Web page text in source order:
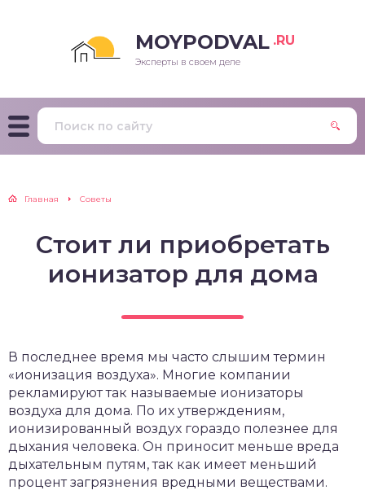
MOYPODVAL .RU
Эксперты в своем деле
Главная Советы
Стоит ли приобретать
ионизатор для дома
В последнее время мы часто слышим термин
«ионизация воздуха». Многие компании
рекламируют так называемые ионизаторы
воздуха для дома. По их утверждениям,
ионизированный воздух гораздо полезнее для
дыхания человека. Он приносит меньше вреда
дыхательным путям, так как имеет меньший
процент загрязнения вредными веществами.